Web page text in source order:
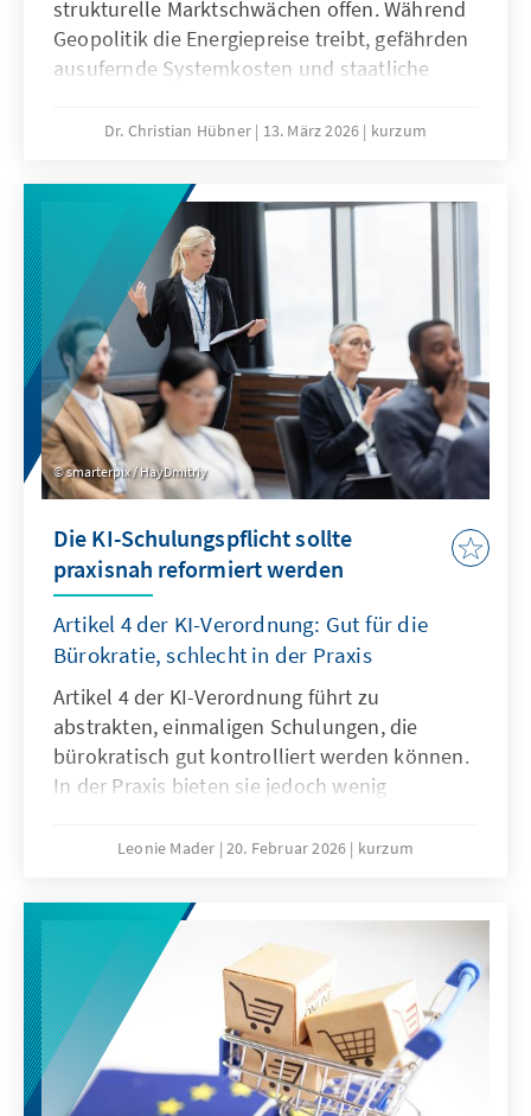
strukturelle Marktschwächen offen. Während
Geopolitik die Energiepreise treibt, gefährden
ausufernde Systemkosten und staatliche
resiliente Energiewende wirkt dem entgegen
wettbewerbsfähig. So lässt sich unser
Industriestandort sichern und verhindert,
dass Klimaschutz durch den Verlust
wertvoller Wertschöpfung erkauft wird.
Dr. Christian Hübner 13. März 2026 kurzum
smarterpix / HayDmitriy
Die KI-Schulungspflicht sollte
praxisnah reformiert werden
Artikel 4 der KI-Verordnung: Gut für die
Bürokratie, schlecht in der Praxis
Artikel 4 der KI-Verordnung führt zu
abstrakten, einmaligen Schulungen, die
bürokratisch gut kontrolliert werden können.
In der Praxis bieten sie jedoch wenig
agile, sektorale Lehr- und Lernangebote. Der
Omnibus modifiziert werden.
Leonie Mader 20. Februar 2026 kurzum